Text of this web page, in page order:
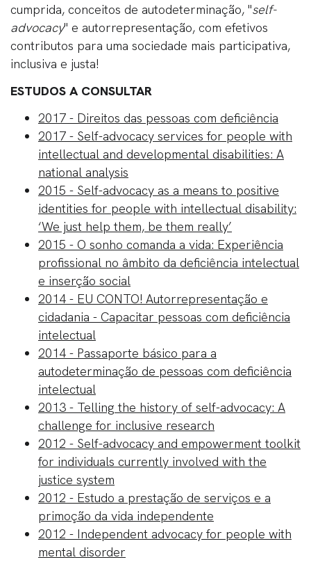
cumprida, conceitos de autodeterminação, "self-
advocacy" e autorrepresentação, com efetivos
contributos para uma sociedade mais participativa,
inclusiva e justa!
ESTUDOS A CONSULTAR
2017 - Direitos das pessoas com deficiência
2017 - Self-advocacy services for people with
intellectual and developmental disabilities: A
national analysis
2015 - Self-advocacy as a means to positive
identities for people with intellectual disability:
‘We just help them, be them really’
2015 - O sonho comanda a vida: Experiência
profissional no âmbito da deficiência intelectual
e inserção social
2014 - EU CONTO! Autorrepresentação e
cidadania - Capacitar pessoas com deficiência
intelectual
2014 - Passaporte básico para a
autodeterminação de pessoas com deficiência
intelectual
2013 - Telling the history of self-advocacy: A
challenge for inclusive research
2012 - Self-advocacy and empowerment toolkit
for individuals currently involved with the
justice system
2012 - Estudo a prestação de serviços e a
primoção da vida independente
2012 - Independent advocacy for people with
mental disorder